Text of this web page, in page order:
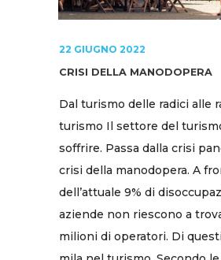
22 GIUGNO 2022
CRISI DELLA MANODOPERA
Dal turismo delle radici alle
turismo Il settore del
soffrire. Passa dalla crisi
crisi della manodopera. A
dell’attuale 9% di
aziende non riescono a
milioni di operatori. Di